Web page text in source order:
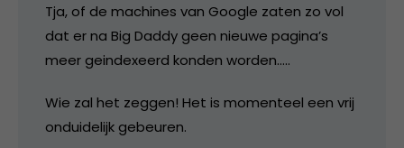
Tja, of de machines van Google zaten zo vol
dat er na Big Daddy geen nieuwe pagina’s
meer geindexeerd konden worden…..
Wie zal het zeggen! Het is momenteel een vrij
onduidelijk gebeuren.